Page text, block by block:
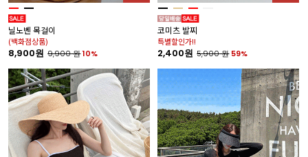
닐노벤 목걸이
(백화점상품)
8,900원 9,900원10%
코미츠 발찌
특별할인가!!
2,400원 5,900원 59%